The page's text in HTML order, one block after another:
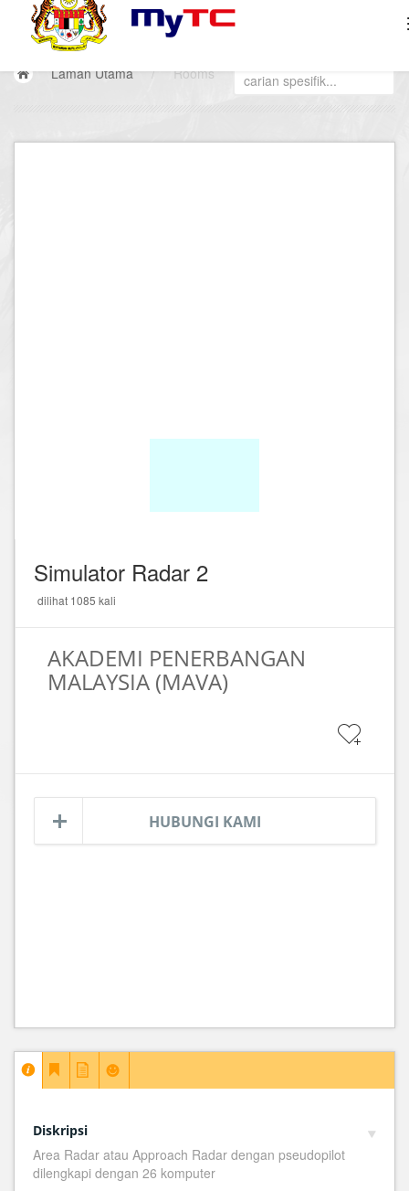
Laman Utama / Rooms
Simulator Radar 2
dilihat 1085 kali
AKADEMI PENERBANGAN
MALAYSIA (MAVA)
HUBUNGI KAMI
Diskripsi
Area Radar atau Approach Radar dengan pseudopilot
dilengkapi dengan 26 komputer